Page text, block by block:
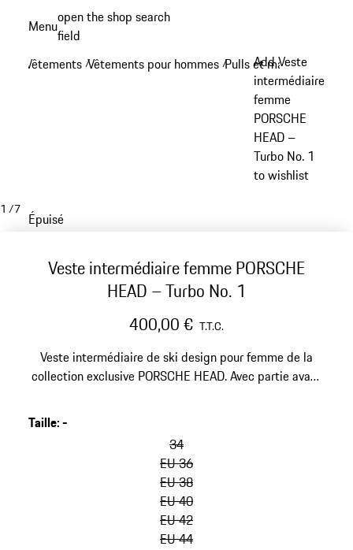
principal
Menuopen the shop search
field
Vêtements /Vêtements pour hommes /Pulls et manches
Add Veste
intermédiaire
femme
PORSCHE
HEAD –
Turbo No. 1
to wishlist
1 /7
Épuisé
Veste intermédiaire femme PORSCHE
HEAD – Turbo No. 1
400,00 € T.T.C.
Veste intermédiaire de ski design pour femme de la
collection exclusive PORSCHE HEAD. Avec partie avant
Taille:-
34
EU 36
EU 38
EU 40
EU 42
EU 44